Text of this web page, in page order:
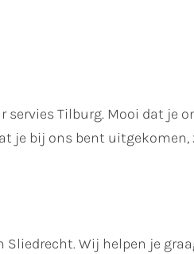
servies Tilburg. Mooi dat je
je bij ons bent
Sliedrecht. Wij helpen je